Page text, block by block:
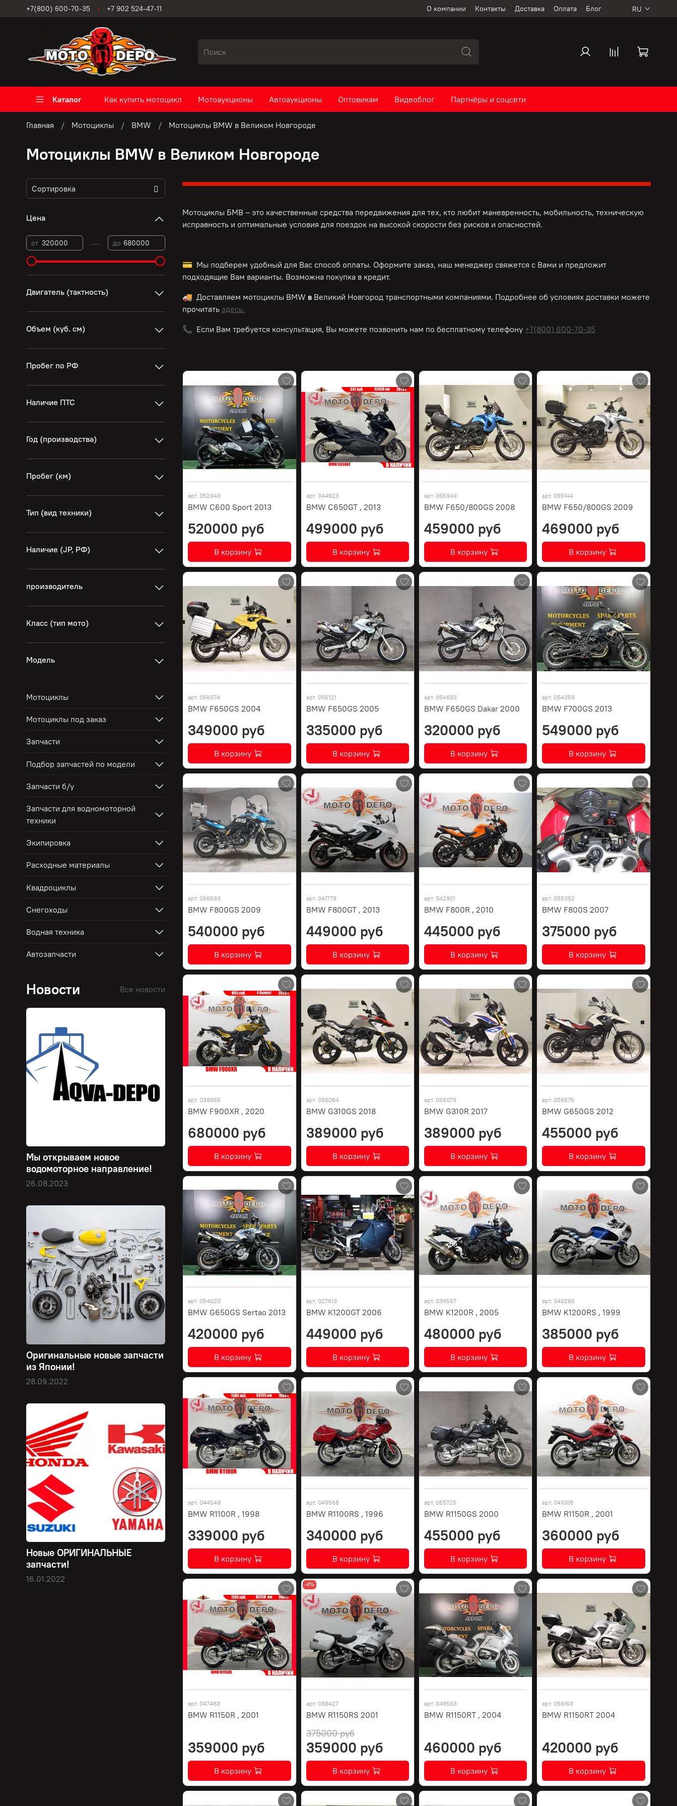
О компании Контакты Доставка Оплата Блог
+7(800) 600-70-35 +7 902 524-47-11 RU
Каталог Как купить мотоцикл Мотоаукционы Автоаукционы Оптовикам Видеоблог Партнёры и соцсети
Главная Мотоциклы BMW Мотоциклы BMW в Великом Новгороде
Мотоциклы BMW в Великом Новгороде
Мотоциклы БМВ – это качественные средства передвижения для тех, кто любит маневренность, мобильность, техническую
исправность и оптимальные условия для поездок на высокой скорости без рисков и опасностей.
💳 Мы подберем удобный для Вас способ оплаты. Оформите заказ, наш менеджер свяжется с Вами и предложит
подходящие Вам варианты. Возможна покупка в кредит.
🚚 Доставляем мотоциклы BMW в Великий Новгород транспортными компаниями. Подробнее об условиях доставки можете
прочитать здесь.
📞 Если Вам требуется консультация, Вы можете позвонить нам по бесплатномутелефону +7(800) 600-70-35
арт. 052943
BMW C600 Sport 2013
520000 руб
В корзину
арт. 044623
BMW C650GT , 2013
499000 руб
В корзину
арт. 055949
BMW F650/800GS 2008
459000 руб
В корзину
арт. 055144
BMW F650/800GS 2009
469000 руб
В корзину
арт. 056074
BMW F650GS 2004
349000 руб
В корзину
арт. 055121
BMW F650GS 2005
335000 руб
В корзину
арт. 054693
BMW F650GS Dakar 2000
320000 руб
В корзину
арт. 054359
BMW F700GS 2013
549000 руб
В корзину
арт. 056593
BMW F800GS 2009
540000 руб
В корзину
арт. 041779
BMW F800GT , 2013
449000 руб
В корзину
арт. 042901
BMW F800R , 2010
445000 руб
В корзину
арт. 055352
BMW F800S 2007
375000 руб
В корзину
арт. 038655
BMW F900XR , 2020
680000 руб
В корзину
арт. 056064
BMW G310GS 2018
389000 руб
В корзину
арт. 056073
BMW G310R 2017
389000 руб
В корзину
арт. 056575
BMW G650GS 2012
455000 руб
В корзину
арт. 054020
BMW G650GS Sertao 2013
420000 руб
В корзину
арт. 027613
BMW K1200GT 2006
449000 руб
В корзину
арт. 039567
BMW K1200R , 2005
480000 руб
В корзину
арт. 040266
BMW K1200RS , 1999
385000 руб
В корзину
арт. 044549
BMW R1100R , 1998
339000 руб
В корзину
арт. 049568
BMW R1100RS , 1996
340000 руб
В корзину
арт. 055725
BMW R1150GS 2000
455000 руб
В корзину
арт. 041008
BMW R1150R , 2001
360000 руб
В корзину
арт. 047463
BMW R1150R , 2001
359000 руб
В корзину
-4%
арт. 038427
BMW R1150RS 2001
375000 руб
359000 руб
В корзину
арт. 049563
BMW R1150RT , 2004
460000 руб
В корзину
арт. 056163
BMW R1150RT 2004
420000 руб
В корзину
Цена
от — до
Двигатель (тактность)
Объем (куб. см)
Пробег по РФ
Наличие ПТС
Год (производства)
Пробег (км)
Тип (вид техники)
Наличие (JP, РФ)
производитель
Класс (тип мото)
Модель
Мотоциклы
Мотоциклы под заказ
Запчасти
Подбор запчастей по модели
Запчасти б/у
Запчасти для водномоторной
техники
Экипировка
Расходные материалы
Квадроциклы
Снегоходы
Водная техника
Автозапчасти
Новости Все новости
Мы открываем новое
водомоторное направление!
26.08.2023
Оригинальные новые запчасти
из Японии!
28.09.2022
Новые ОРИГИНАЛЬНЫЕ
запчасти!
16.01.2022